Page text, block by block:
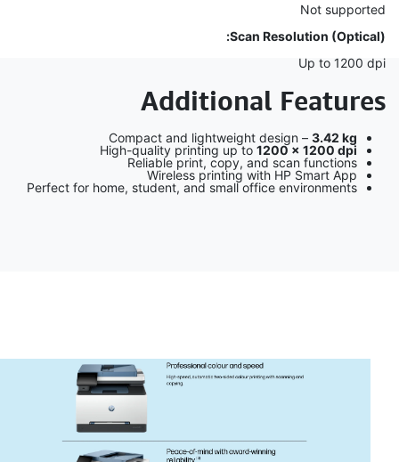
Not supported
Scan Resolution (Optical):
Up to 1200 dpi
Additional Features
Compact and lightweight design –3.42 kg
High-quality printing up to1200 × 1200 dpi
Reliable print, copy, and scan functions
Wireless printing with HP Smart App
Perfect for home, student, and small office environments